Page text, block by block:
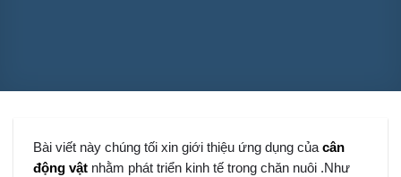
Bài viết này chúng tối xin giới thiệu ứng dụng củacân
động vật nhằm phát triển kinh tế trong chăn nuôi .Như